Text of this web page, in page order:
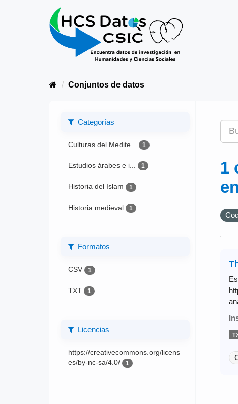
Conjuntos de datos
Categorías
Culturas del Medite... 1
Estudios árabes e i... 1
Historia del Islam 1
Historia medieval 1
Formatos
CSV 1
TXT 1
Licencias
https://creativecommons.org/licens
es/by-nc-sa/4.0/
1
1